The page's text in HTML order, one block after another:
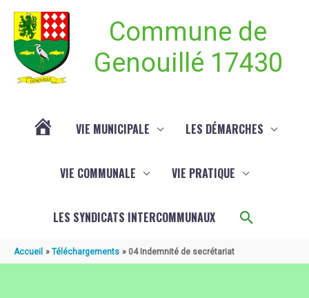
Commune de
Genouillé 17430
VIE MUNICIPALE LES DÉMARCHES
VIE COMMUNALE VIE PRATIQUE
LES SYNDICATS INTERCOMMUNAUX
Accueil Téléchargements 04 Indemnité de secrétariat